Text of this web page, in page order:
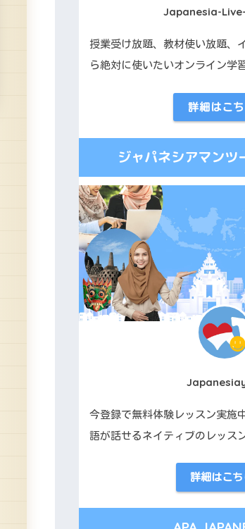
Japanesia-
授業受け放題、教材使い放題、
ら絶対に使いたいオンライン学
詳細はこ
ジャパネシアマンツ
今登録で無料体験レッスン実施
語が話せるネイティブのレッス
詳細はこち